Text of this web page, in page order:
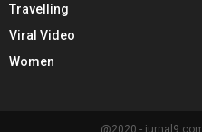
Travelling
Viral Video
Women
@2020 -